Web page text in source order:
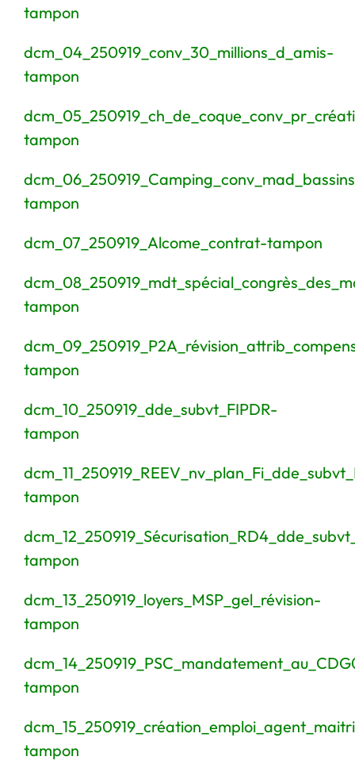
tampon
dcm_04_250919_conv_30_millions_d_amis-
tampon
tampon
tampon
dcm_07_250919_Alcome_contrat-tampon
tampon
tampon
dcm_10_250919_dde_subvt_FIPDR-
tampon
tampon
tampon
dcm_13_250919_loyers_MSP_gel_révision-
tampon
tampon
tampon